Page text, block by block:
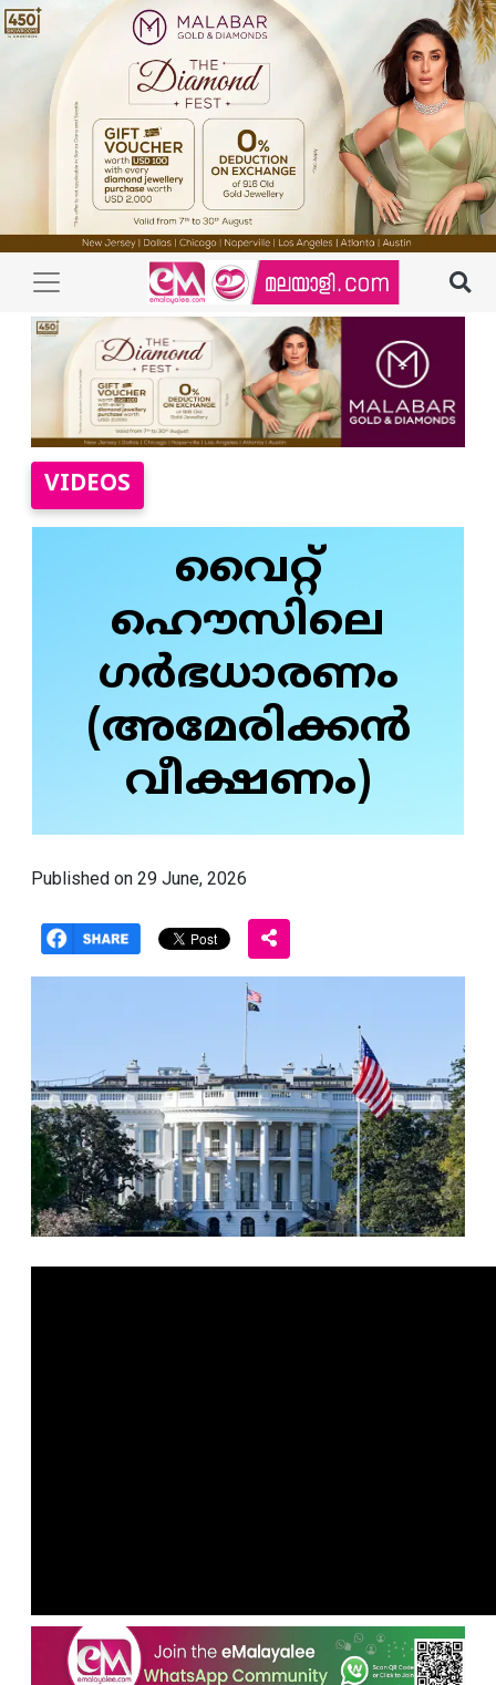
VIDEOS
വൈറ്റ്
ഹൌസിലെ
ഗർഭധാരണം
(അമേരിക്കൻ
വീക്ഷണം)
Published on 29 June, 2026